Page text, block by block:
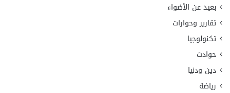
بعيد عن الأضواء
تقارير وحوارات
تكنولوجيا
حوادث
دين ودنيا
رياضة